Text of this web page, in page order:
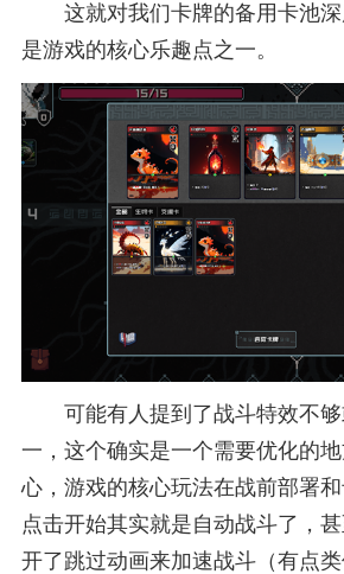
这就对我们卡牌的备用卡池
是游戏的核心乐趣点之一。
可能有人提到了战斗特效不
一，这个确实是一个需要优化的
心，游戏的核心玩法在战前部署
点击开始其实就是自动战斗了，
开了跳过动画来加速战斗（有点类